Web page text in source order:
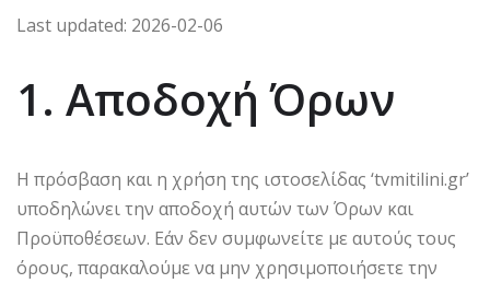
Last updated: 2026-02-06
1. Αποδοχή Όρων
Η πρόσβαση και η χρήση της ιστοσελίδας ‘tvmitilini.gr’
υποδηλώνει την αποδοχή αυτών των Όρων και
Προϋποθέσεων. Εάν δεν συμφωνείτε με αυτούς τους
όρους, παρακαλούμε να μην χρησιμοποιήσετε την